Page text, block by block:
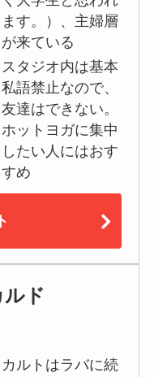
ます。）、主婦層
が来ている
スタジオ内は基本
私語禁止なので、
友達はできない。
ホットヨガに集中
したい人にはおす
すめ
ド
カルトはラバに続